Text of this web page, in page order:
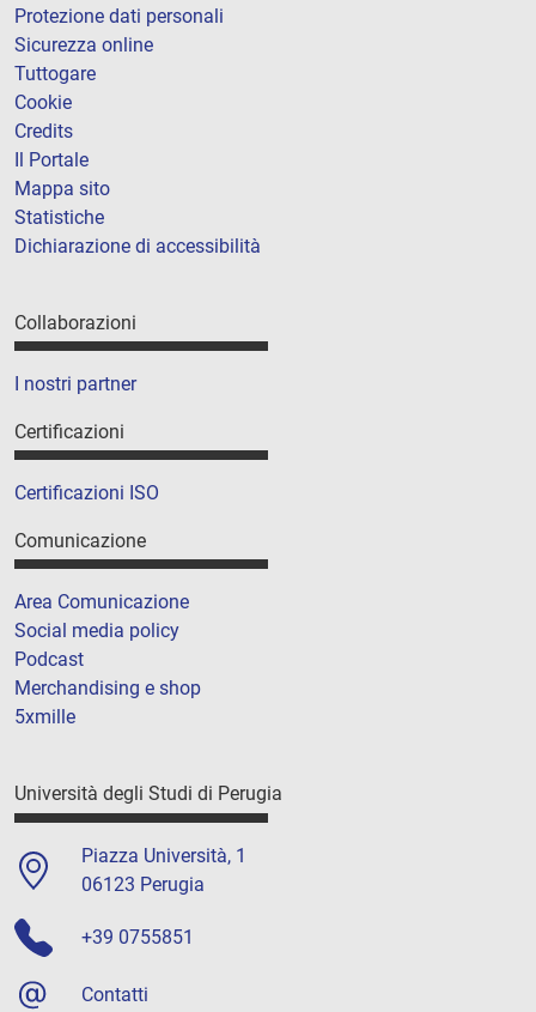
Protezione dati personali
Sicurezza online
Tuttogare
Cookie
Credits
Il Portale
Mappa sito
Statistiche
Dichiarazione di accessibilità
Collaborazioni
I nostri partner
Certificazioni
Certificazioni ISO
Comunicazione
Area Comunicazione
Social media policy
Podcast
Merchandising e shop
5xmille
Università degli Studi di Perugia
Piazza Università, 1
06123 Perugia
+39 0755851
Contatti